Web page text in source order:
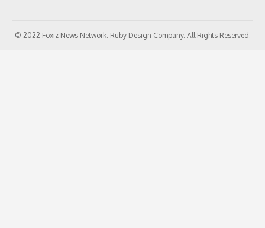
© 2022 Foxiz News Network. Ruby Design Company. All Rights Reserved.